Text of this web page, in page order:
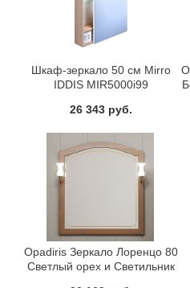
Шкаф-зеркало 50 см Mirro
IDDIS MIR5000i99
26 343 руб.
Opadiris Зеркало Лоренцо 80
Светлый орех и Светильник